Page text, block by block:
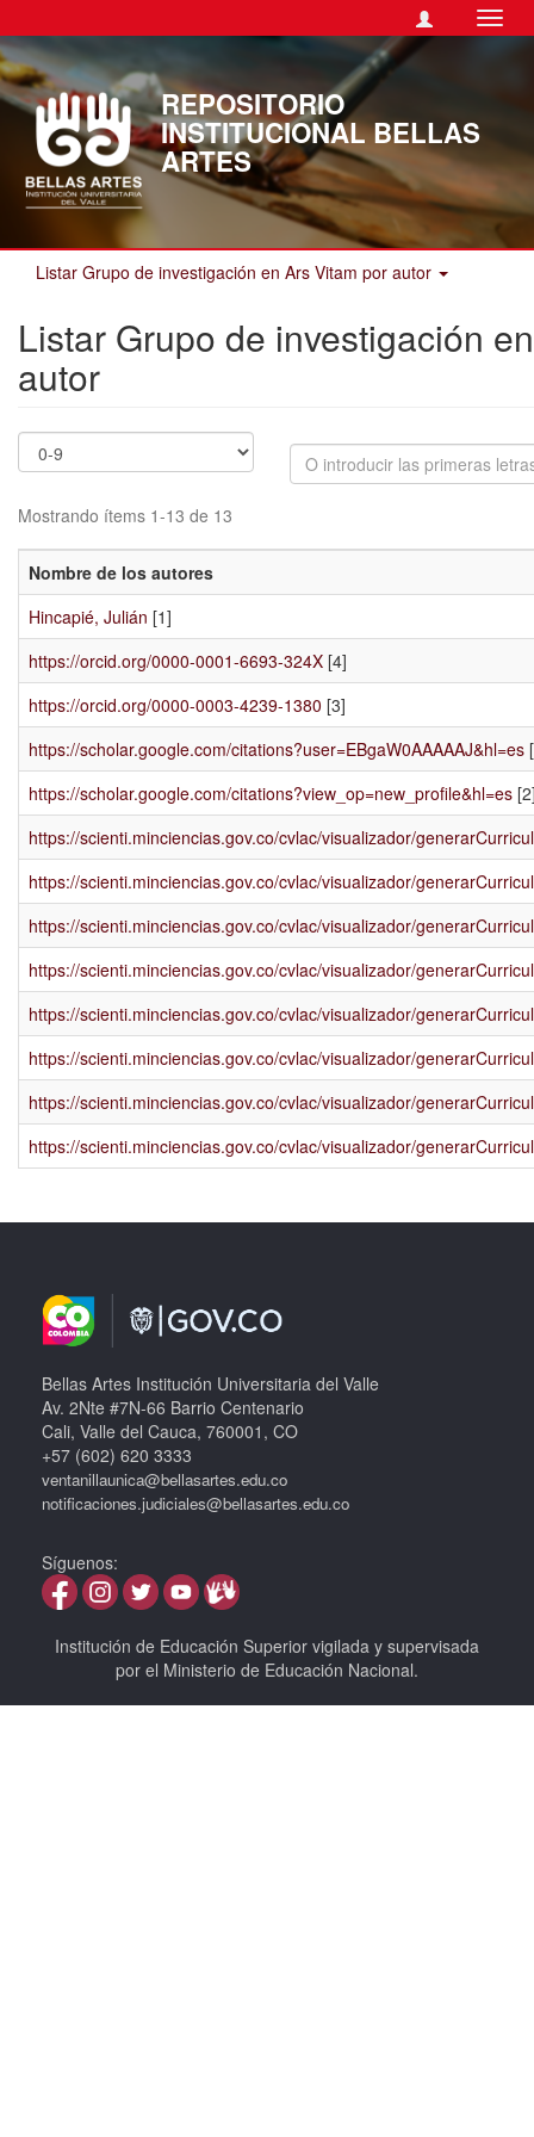
REPOSITORIO
INSTITUCIONAL BELLAS
ARTES
Listar Grupo de investigación en Ars Vitam por autor
Listar Grupo de investigación
autor
Mostrando ítems 1-13 de 13
Nombre de los autores
Hincapié, Julián [1]
https://orcid.org/0000-0001-6693-324X [4]
https://orcid.org/0000-0003-4239-1380 [3]
https://scholar.google.com/citations?user=EBgaW0AAAAAJ&hl=es
https://scholar.google.com/citations?view_op=new_profile&hl=es
https://scienti.minciencias.gov.co/cvlac/visualizador/
https://scienti.minciencias.gov.co/cvlac/visualizador/
https://scienti.minciencias.gov.co/cvlac/visualizador/
https://scienti.minciencias.gov.co/cvlac/visualizador/
https://scienti.minciencias.gov.co/cvlac/visualizador/
https://scienti.minciencias.gov.co/cvlac/visualizador/
https://scienti.minciencias.gov.co/cvlac/visualizador/
https://scienti.minciencias.gov.co/cvlac/visualizador/
Bellas Artes Institución Universitaria del Valle
Av. 2Nte #7N-66 Barrio Centenario
Cali, Valle del Cauca, 760001, CO
+57 (602) 620 3333
ventanillaunica@bellasartes.edu.co
notificaciones.judiciales@bellasartes.edu.co
Síguenos:
Institución de Educación Superior vigilada y supervisada
por el Ministerio de Educación Nacional.